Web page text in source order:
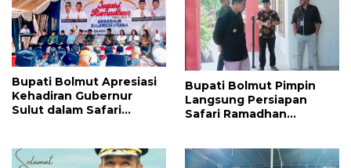
Bupati Bolmut Apresiasi
Kehadiran Gubernur
Sulut dalam Safari
Bupati Bolmut Pimpin
Langsung Persiapan
Safari Ramadhan